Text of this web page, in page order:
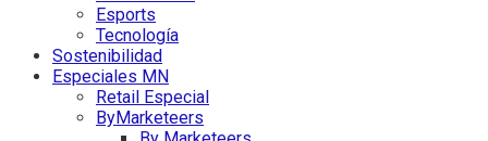
Esports
Tecnología
Sostenibilidad
Especiales MN
Retail Especial
ByMarketeers